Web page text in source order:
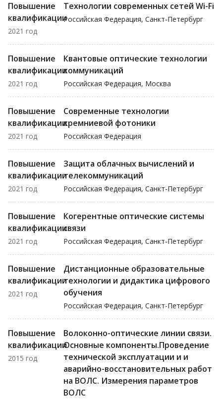
Повышение
квалификации
2021 год
Технологии современных сетей Wi-Fi
Российская Федерация, Санкт-Петербург
Повышение
квалификации
2021 год
Квантовые оптические технологии
коммуникаций
Российская Федерация, Москва
Повышение
квалификации
2021 год
Современные технологии
кремниевой фотоники
Российская Федерация
Повышение
квалификации
2021 год
Защита облачных вычислений и
телекоммуникаций
Российская Федерация, Санкт-Петербург
Повышение
квалификации
2021 год
Когерентные оптические системы
связи
Российская Федерация, Санкт-Петербург
Повышение
квалификации
2021 год
Дистанционные образовательные
технологии и дидактика цифрового
обучения
Российская Федерация, Санкт-Петербург
Повышение
квалификации
2015 год
Волоконно-оптические линии связи.
Основные компоненты.Проведение
технической эксплуатации и и
аварийно-восстановительных работ
на ВОЛС. Измерения параметров
ВОЛС